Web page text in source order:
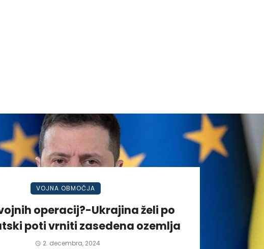
VOJNA OBMOČJA
operacij?-Ukrajina želi po
poti vrniti zasedena ozemlja
2. decembra, 2024